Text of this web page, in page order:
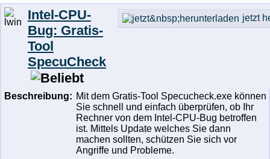
Intel-CPU-
Bug: Gratis-
Tool
SpecuCheck
jetzt
Beschreibung: Mit dem Gratis-Tool Specucheck.exe können
Sie schnell und einfach überprüfen, ob Ihr
Rechner von dem Intel-CPU-Bug betroffen
ist. Mittels Update welches Sie dann
machen sollten, schützen Sie sich vor
Angriffe und Probleme.